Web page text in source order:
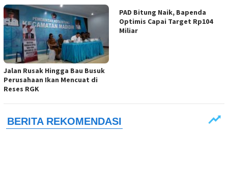
Jalan Rusak Hingga Bau Busuk
Perusahaan Ikan Mencuat di
Reses RGK
PAD Bitung Naik, Bapenda
Optimis Capai Target Rp104
Miliar